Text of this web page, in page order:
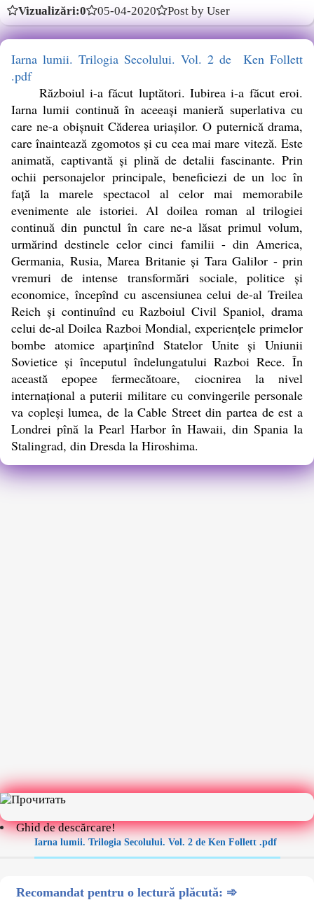
Vizualizări:0 05-04-2020 Post by User
Iarna lumii. Trilogia Secolului. Vol. 2 de Ken Follett
.pdf
Războiul i-a făcut luptători. Iubirea i-a făcut eroi.
Iarna lumii continuă în aceeași manieră superlativa cu
care ne-a obișnuit Căderea uriașilor. O puternică drama,
care înaintează zgomotos și cu cea mai mare viteză. Este
animată, captivantă și plină de detalii fascinante. Prin
ochii personajelor principale, beneficiezi de un loc în
față la marele spectacol al celor mai memorabile
evenimente ale istoriei. Al doilea roman al trilogiei
continuă din punctul în care ne-a lăsat primul volum,
urmărind destinele celor cinci familii - din America,
Germania, Rusia, Marea Britanie și Tara Galilor - prin
vremuri de intense transformări sociale, politice și
economice, începînd cu ascensiunea celui de-al Treilea
Reich și continuînd cu Razboiul Civil Spaniol, drama
celui de-al Doilea Razboi Mondial, experiențele primelor
bombe atomice aparținînd Statelor Unite și Uniunii
Sovietice și începutul îndelungatului Razboi Rece. În
această epopee fermecătoare, ciocnirea la nivel
internațional a puterii militare cu convingerile personale
va copleși lumea, de la Cable Street din partea de est a
Londrei pînă la Pearl Harbor în Hawaii, din Spania la
Stalingrad, din Dresda la Hiroshima.
Ghid de descărcare!
Iarna lumii. Trilogia Secolului. Vol. 2 de Ken Follett .pdf
Recomandat pentru o lectură plăcută: ➾